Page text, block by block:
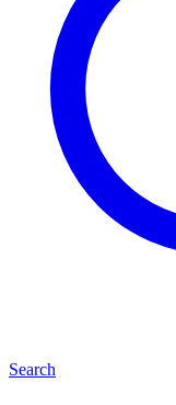
Search